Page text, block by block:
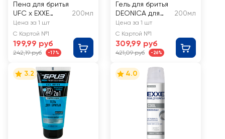
Пена для бритья
UFC x EXXE
Ultimate
Freshness
200мл
Цена за 1 шт
С Картой №1
199,99 руб
242,19 руб -17%
Гель для бритья
DEONICA для
чувствительной
кожи
200мл
Цена за 1 шт
С Картой №1
309,99 руб
421,09 руб -26%
3.2 4.0